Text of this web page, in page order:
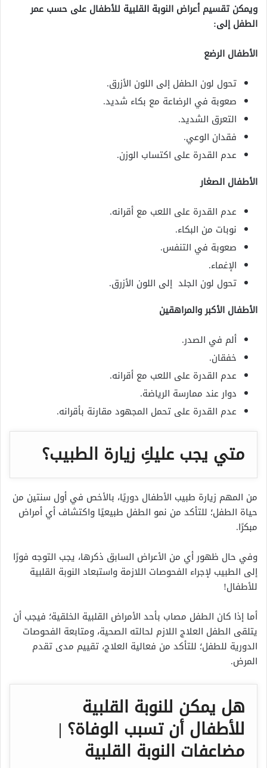
ويمكن تقسيم أعراض النوبة القلبية للأطفال على حسب عمر
الطفل إلى:
الأطفال الرضع
تحول لون الطفل إلى اللون الأزرق.
صعوبة في الرضاعة مع بكاء شديد.
التعرق الشديد.
فقدان الوعي.
عدم القدرة على اكتساب الوزن.
الأطفال الصغار
عدم القدرة على اللعب مع أقرانه.
نوبات من البكاء.
صعوبة في التنفس.
الإغماء.
تحول لون الجلد إلى اللون الأزرق.
الأطفال الأكبر والمراهقين
ألم في الصدر.
خفقان.
عدم القدرة على اللعب مع أقرانه.
دوار عند ممارسة الرياضة.
عدم القدرة على تحمل المجهود مقارنة بأقرانه.
متي يجب عليكِ زيارة الطبيب؟
من المهم زيارة طبيب الأطفال دوريًا، بالأخص في أول سنتين من
حياة الطفل؛ للتأكد من نمو الطفل طبيعيًا واكتشاف أي أمراض
مبكرًا.
وفي حال ظهور أي من الأعراض السابق ذكرها، يجب التوجه فورًا
إلى الطبيب لإجراء الفحوصات اللازمة واستبعاد النوبة القلبية
للأطفال!
أما إذا كان الطفل مصاب بأحد الأمراض القلبية الخلقية؛ فيجب أن
يتلقى الطفل العلاج اللازم لحالته الصحية، ومتابعة الفحوصات
الدورية للطفل؛ للتأكد من فعالية العلاج، تقييم مدى تقدم
المرض.
هل يمكن للنوبة القلبية
للأطفال أن تسبب الوفاة؟ |
مضاعفات النوبة القلبية